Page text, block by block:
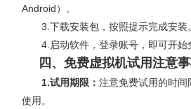
Android）。
3.下载安装包，按照提示完成安装
4.启动软件，登录账号，即可开始
四、免费虚拟机试用注意
1.试用期限：注意免费试用的时
使用。